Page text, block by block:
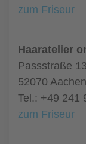
zum Friseur
Haaratelier
Passstraße
52070 Aachen
Tel.: +49 241
zum Friseur